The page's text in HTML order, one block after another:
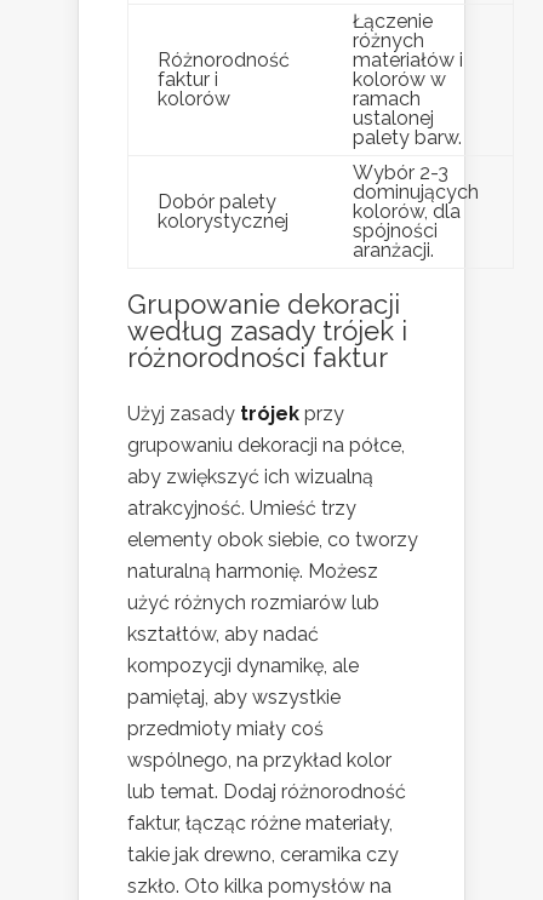
Różnorodność
faktur i
kolorów
Łączenie
różnych
materiałów i
kolorów w
ramach
ustalonej
palety barw.
Dobór palety
kolorystycznej
Wybór 2-3
dominujących
kolorów, dla
spójności
aranżacji.
Grupowanie dekoracji
według zasady trójek i
różnorodności faktur
Użyj zasady trójek przy
grupowaniu dekoracji na półce,
aby zwiększyć ich wizualną
atrakcyjność. Umieść trzy
elementy obok siebie, co tworzy
naturalną harmonię. Możesz
użyć różnych rozmiarów lub
kształtów, aby nadać
kompozycji dynamikę, ale
pamiętaj, aby wszystkie
przedmioty miały coś
wspólnego, na przykład kolor
lub temat. Dodaj różnorodność
faktur, łącząc różne materiały,
takie jak drewno, ceramika czy
szkło. Oto kilka pomysłów na